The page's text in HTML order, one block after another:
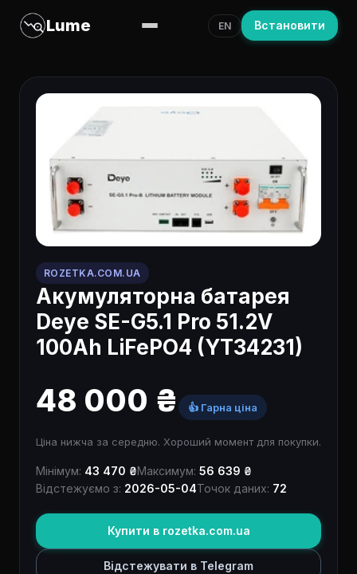
Lume EN Встановити
ROZETKA.COM.UA
Акумуляторна батарея
Deye SE-G5.1 Pro 51.2V
100Ah LiFePO4 (YT34231)
48 000 ₴ 👍 Гарна ціна
Ціна нижча за середню. Хороший момент для покупки.
Мінімум: 43 470 ₴Максимум: 56 639 ₴
Відстежуємо з: 2026-05-04Точок даних: 72
Купити в rozetka.com.ua
Відстежувати в Telegram